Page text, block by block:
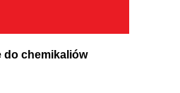
do chemikaliów